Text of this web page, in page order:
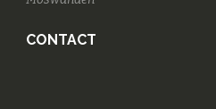
CONTACT